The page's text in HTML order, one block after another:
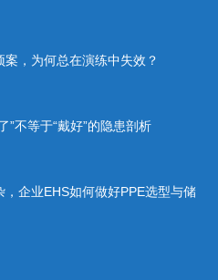
，为何总在演练中失效？
”不等于“戴好”的隐患剖析
企业EHS如何做好PPE选型与储